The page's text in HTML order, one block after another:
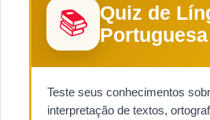
📚
Quiz de
Portuguesa
Teste seus conhecimentos
interpretação de textos,